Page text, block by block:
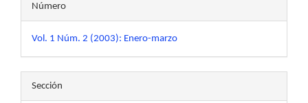
Número
Vol. 1 Núm. 2 (2003): Enero-marzo
Sección